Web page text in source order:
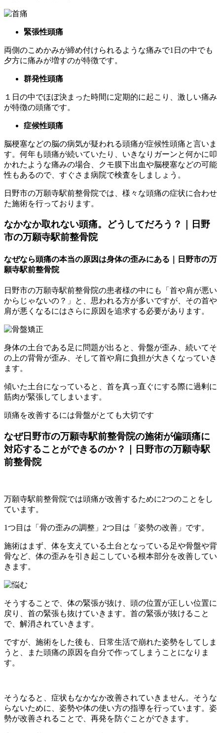
緊張性頭痛
両側のこめかみが締め付けられるような痛みで1日の中でも
夕方に痛みが増すのが特徴です。
群発性頭痛
１日の中でほぼ決まった時間に定期的に起こり、激しい痛み
が特徴の頭痛です。
症候性頭痛
脳梗塞などの脳の病気が疑われる頭痛が症候性頭痛と言いま
す。何年も頭痛が続いていたり、いきなりガーンと何かに叩
かれたような痛みの場合、クモ膜下出血や脳梗塞などの可能
性もあるので、すぐさま病院で検査をしましょう。
日野市の万願寺駅前整骨院では、様々な頭痛の症状に合わせ
た施術を行っております。
なかなか取れない頭痛。どうしてだろう？｜日野
市の万願寺駅前整骨院
なぜなら頭痛の本当の原因は身体の歪みにある｜日野市の万
願寺駅前整骨院
日野市の万願寺駅前整骨院の患者様の中にも「首や肩が悪い
からじゃないの？」と、思われる方が多いですが、その首や
肩が悪くなるにはさらに原因を追求する必要があります。
身体の土台である足に問題が出ると、骨盤が歪み、続いてそ
の上の背骨が歪み、そして首や肩に負担が大きくなっていき
ます。
傾いた土台になっていると、首を真っ直ぐにする際に過剰に
筋肉が緊張してしまいます。
頭痛を改善するには骨盤がとても大切です
なぜ日野市の万願寺駅前整骨院の施術が偏頭痛に
対応することができるのか？｜日野市の万願寺駅
前整骨院
万願寺駅前整骨院では頭痛が改善するために2つのことをし
ています。
1つ目は「骨の歪みの調整」2つ目は「姿勢の改善」です。
施術はまず、体を支えている土台となっている足や骨盤や背
骨など、体の歪みを引き起こしている根本部分を改善してい
きます。
そうすることで、体の緊張が抜け、頭の位置が正しい位置に
戻り、首の緊張も抜けていきます。首の緊張が抜けること
で、解消されていきます。
ですが、施術をした後も、日常生活で崩れた姿勢をしてしま
うと、また頭痛の原因を自分で作ってしまうことになりま
す。
そうなると、症状もなかなか改善されていきません。そうな
らないために、姿勢や体の使い方の指導を行っています。姿
勢が改善されることで、再発を防ぐことができます。